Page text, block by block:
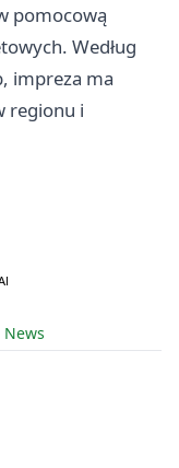
pomocową
Według
impreza ma
regionu i
News